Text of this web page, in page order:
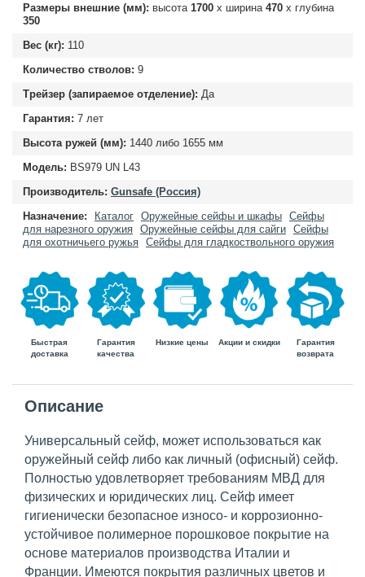
Размеры внешние (мм): высота 1700 х ширина 470 х глубина
350
Вес (кг): 110
Количество стволов: 9
Трейзер (запираемое отделение): Да
Гарантия: 7 лет
Высота ружей (мм): 1440 либо 1655 мм
Модель: BS979 UN L43
Производитель: Gunsafe (Россия)
Назначение:
Каталог Оружейные сейфы и шкафы Сейфы
для нарезного оружия Оружейные сейфы для сайги Сейфы
для охотничьего ружья Сейфы для гладкоствольного оружия
Быстрая
доставка
Гарантия
качества
Низкие цены Акции и скидки
Гарантия
возврата
Описание
Универсальный сейф, может использоваться как
оружейный сейф либо как личный (офисный) сейф.
Полностью удовлетворяет требованиям МВД для
физических и юридических лиц. Сейф имеет
гигиенически безопасное износо- и коррозионно-
устойчивое полимерное порошковое покрытие на
основе материалов производства Италии и
Франции. Имеются покрытия различных цветов и